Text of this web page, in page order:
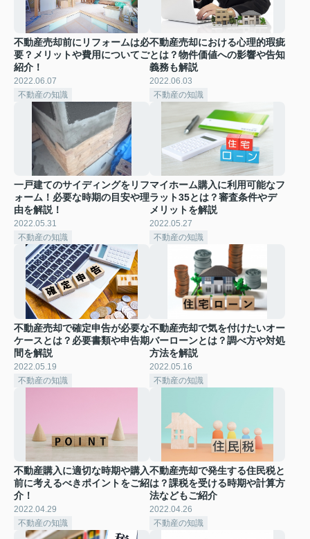
不動産売却前にリフォームは必
要？メリットや費用についてご
紹介！
2022.06.07
不動産の知識
不動産売却における心理的瑕疵
とは？物件価値への影響や告知
義務も解説
2022.06.03
不動産の知識
一戸建てのサイディングをリフ
ォーム！必要な時期の目安や理
由を解説！
2022.05.31
不動産の知識
マイホーム購入に利用可能なフ
ラット35とは？審査条件やデ
メリットを解説
2022.05.27
不動産の知識
不動産売却で確定申告が必要な
ケースとは？必要書類や申告期
間を解説
2022.05.19
不動産の知識
不動産売却で気を付けたいオー
バーローンとは？調べ方や対処
方法を解説
2022.05.16
不動産の知識
不動産購入に適切な時期や購入
前に考えるべきポイントをご紹
介！
2022.04.29
不動産の知識
不動産売却で発生する住民税と
は？課税を受ける時期や計算方
法などもご紹介
2022.04.26
不動産の知識